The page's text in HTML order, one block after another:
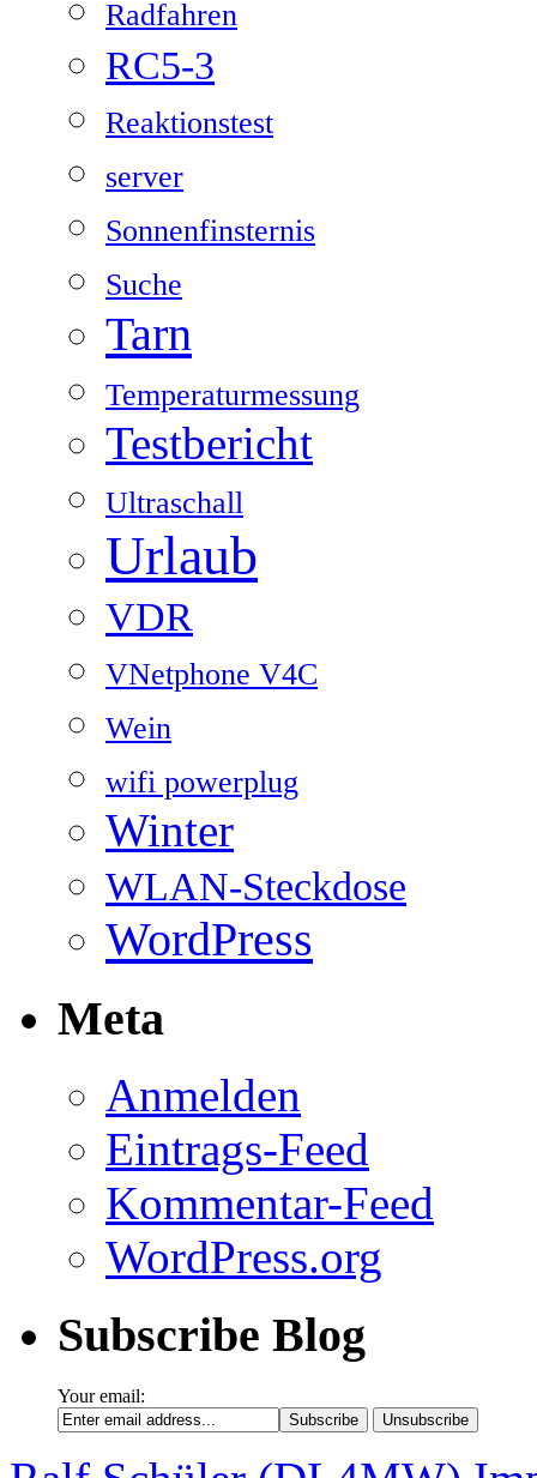
Radfahren
RC5-3
Reaktionstest
server
Sonnenfinsternis
Suche
Tarn
Temperaturmessung
Testbericht
Ultraschall
Urlaub
VDR
VNetphone V4C
Wein
wifi powerplug
Winter
WLAN-Steckdose
WordPress
Meta
Anmelden
Eintrags-Feed
Kommentar-Feed
WordPress.org
Subscribe Blog
Your email: